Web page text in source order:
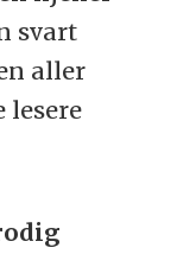
svart
aller
lesere